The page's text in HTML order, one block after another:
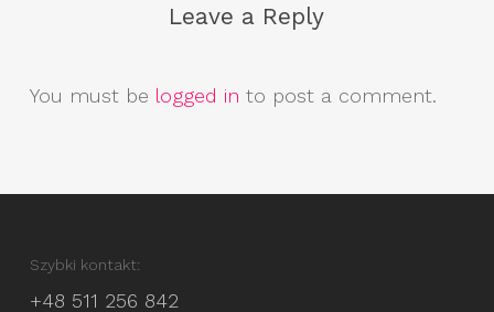
Leave a Reply
You must be logged in to post a comment.
Szybki kontakt:
+48 511 256 842